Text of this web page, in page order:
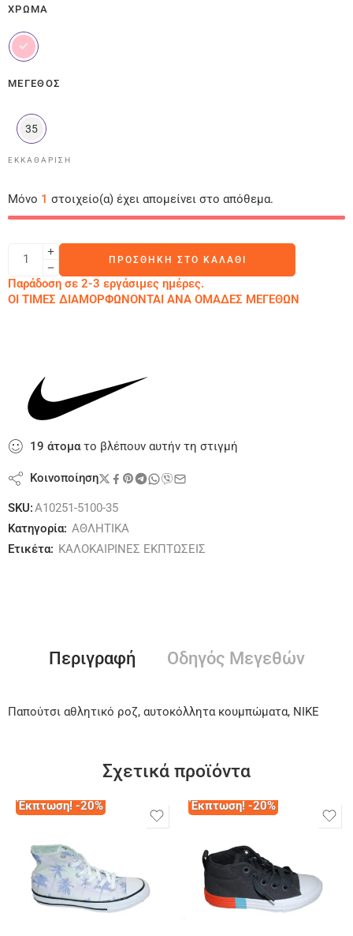
ΧΡΏΜΑ
ΜΈΓΕΘΟΣ
35
ΕΚΚΑΘΆΡΙΣΗ
Μόνο 1 στοιχείο(α) έχει απομείνει στο απόθεμα.
ΠΡΟΣΘΉΚΗ ΣΤΟ ΚΑΛΆΘΙ
Παράδοση σε 2-3 εργάσιμες ημέρες.
ΟΙ ΤΙΜΕΣ ΔΙΑΜΟΡΦΩΝΟΝΤΑΙ ΑΝΑ ΟΜΑΔΕΣ ΜΕΓΕΘΩΝ
19 άτοματο βλέπουν αυτήν τη στιγμή
Κοινοποίηση
SKU:A10251-5100-35
Κατηγορία: ΑΘΛΗΤΙΚΑ
Ετικέτα: ΚΑΛΟΚΑΙΡΙΝΕΣ ΕΚΠΤΩΣΕΙΣ
Περιγραφή Οδηγός Μεγεθών
Παπούτσι αθλητικό ροζ, αυτοκόλλητα κουμπώματα, NIKE
Σχετικά προϊόντα
Έκπτωση! -20% Έκπτωση! -20%